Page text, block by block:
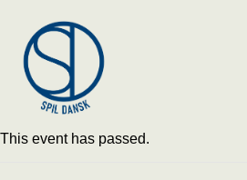
This event has passed.